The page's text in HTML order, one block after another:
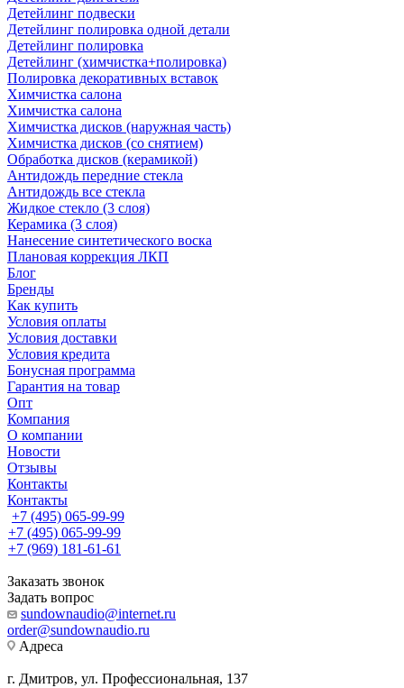
Детейлинг подвески
Детейлинг полировка одной детали
Детейлинг полировка
Детейлинг (химчистка+полировка)
Полировка декоративных вставок
Химчистка салона
Химчистка салона
Химчистка дисков (наружная часть)
Химчистка дисков (со снятием)
Обработка дисков (керамикой)
Антидождь передние стекла
Антидождь все стекла
Жидкое стекло (3 слоя)
Керамика (3 слоя)
Нанесение синтетического воска
Плановая коррекция ЛКП
Блог
Бренды
Как купить
Условия оплаты
Условия доставки
Условия кредита
Бонусная программа
Гарантия на товар
Опт
Компания
О компании
Новости
Отзывы
Контакты
Контакты
+7 (495) 065-99-99
+7 (495) 065-99-99
+7 (969) 181-61-61
Заказать звонок
Задать вопрос
sundownaudio@internet.ru
order@sundownaudio.ru
Адреса
г. Дмитров, ул. Профессиональная, 137